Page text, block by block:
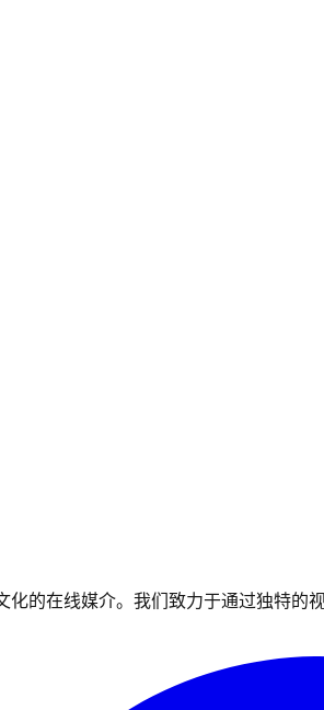
化的在线媒介。我们致力于通过独特